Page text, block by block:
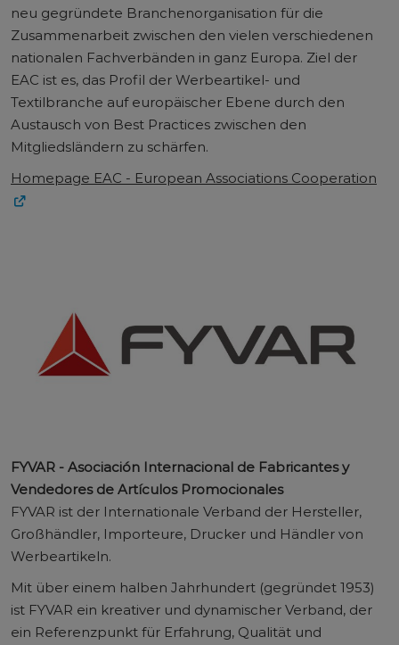
neu gegründete Branchenorganisation für die
Zusammenarbeit zwischen den vielen verschiedenen
nationalen Fachverbänden in ganz Europa. Ziel der
EAC ist es, das Profil der Werbeartikel- und
Textilbranche auf europäischer Ebene durch den
Austausch von Best Practices zwischen den
Mitgliedsländern zu schärfen.
Homepage EAC - European Associations Cooperation
FYVAR - Asociación Internacional de Fabricantes y
Vendedores de Artículos Promocionales
FYVAR ist der Internationale Verband der Hersteller,
Großhändler, Importeure, Drucker und Händler von
Werbeartikeln.
Mit über einem halben Jahrhundert (gegründet 1953)
ist FYVAR ein kreativer und dynamischer Verband, der
ein Referenzpunkt für Erfahrung, Qualität und